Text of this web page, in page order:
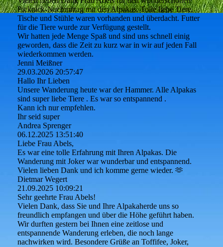
Picknick-Nachmittag mit den Alpakas. Tolle liebe Tiere.
Tische und Stühle waren vorhanden und überdacht. Futter
für die Tiere wurde zur Verfügung gestellt.
Wir hatten jede Menge Spaß und sind uns schnell einig
geworden, dass die Zeit zu kurz war in wir auf jeden Fall
wiederkommen werden.
Jenni Meißner
29.03.2026 20:57:47
Hallo Ihr Lieben
Unsere Wanderung heute war der Hammer. Alle Alpakas
sind super liebe Tiere . Es war so entspannend .
Kann ich nur empfehlen.
Ihr seid super
Andrea Sprenger
06.12.2025 13:51:40
Liebe Frau Abels,
Es war eine tolle Erfahrung mit Ihren Alpakas. Die
Wanderung mit Joker war wunderbar und entspannend.
Vielen lieben Dank und ich komme gerne wieder. 🫶
Dietmar Wegert
21.09.2025 10:09:21
Sehr geehrte Frau Abels!
Vielen Dank, dass Sie und Ihre Alpakaherde uns so
freundlich empfangen und über die Höhe geführt haben.
Wir durften gestern bei Ihnen eine zeitlose und
entspannende Wanderung erleben, die noch lange
nachwirken wird. Besondere Grüße an Toffifee, Joker,